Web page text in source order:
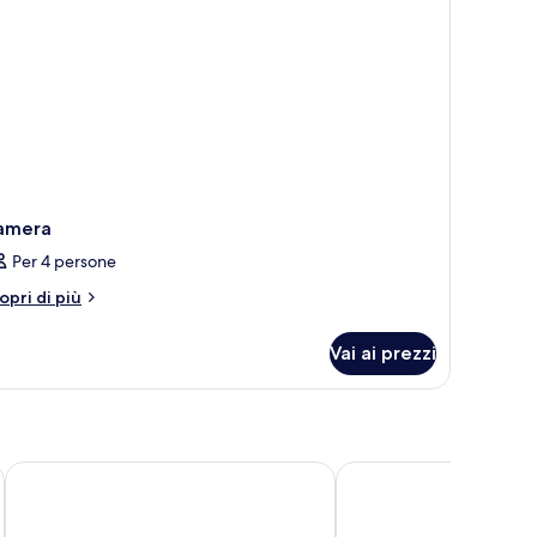
Per 4 persone
di più
Vai ai prezzi
Staybridge Suites Liverpool by IHG The Halyard